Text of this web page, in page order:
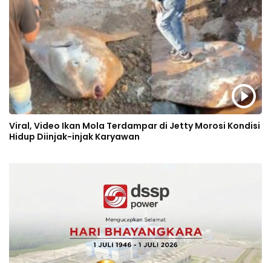
Viral, Video Ikan Mola Terdampar di Jetty Morosi Kondisi
Hidup Diinjak-injak Karyawan